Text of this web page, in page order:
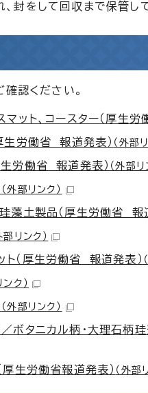
封をして回収まで保管し
認ください。
ト、コースター（厚生労
生労働省 報道発表） （外部
労働省 報道発表） （外部リ
（外部リンク）
藻土製品（厚生労働省 報
部リンク）
（厚生労働省 報道発表）
ンク）
（外部リンク）
ボタニカル柄・大理石柄珪
厚生労働省報道発表） （外部